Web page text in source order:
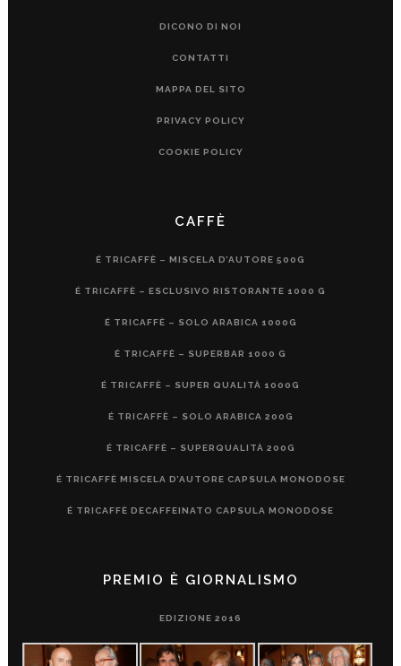
DICONO DI NOI
CONTATTI
MAPPA DEL SITO
PRIVACY POLICY
COOKIE POLICY
CAFFÈ
É TRICAFFÈ – MISCELA D’AUTORE 500G
É TRICAFFÈ – ESCLUSIVO RISTORANTE 1000 G
É TRICAFFÈ – SOLO ARABICA 1000G
É TRICAFFÈ – SUPERBAR 1000 G
É TRICAFFÈ – SUPER QUALITÀ 1000G
É TRICAFFÈ – SOLO ARABICA 200G
É TRICAFFÈ – SUPERQUALITÀ 200G
É TRICAFFÈ MISCELA D’AUTORE CAPSULA MONODOSE
É TRICAFFÈ DECAFFEINATO CAPSULA MONODOSE
PREMIO È GIORNALISMO
EDIZIONE 2016